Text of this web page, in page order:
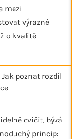
mezi
výrazné
o kvalitě
poznat rozdíl
cvičit, bývá
princip: